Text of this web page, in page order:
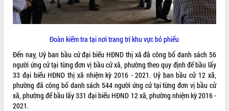
Hội nghị UBND tỉnh Đắk Lắk thường kỳ
tháng 7/2026
Nam Anh hùng” và trao Huân chương
Lao động
UBND tỉnh Đắk Lắk triển khai nhiệm
vụ 6 tháng cuối năm 2026
Kỳ họp thứ Hai, Hội đồng nhân dân
tỉnh khóa XI quyết nghị nhiều nội dung
quan trọng
ALBUM ẢNH
Đoàn kiểm tra tại nơi trang trí khu vực bỏ phiếu
Đến nay, Uỷ ban bầu cử đại biểu HĐND thị xã đã công bố danh sách 56
người ứng cử tại từng đơn vị bầu cử xã, phường theo quy định để bầu lấy
33 đại biểu HĐND thị xã nhiệm kỳ 2016 - 2021. Uỷ ban bầu cử 12 xã,
phường đã công bố danh sách 544 người ứng cử tại từng đơn vị bầu cử
xã, phường để bầu lấy 331 đại biểu HĐND 12 xã, phường nhiệm kỳ 2016 -
2021.